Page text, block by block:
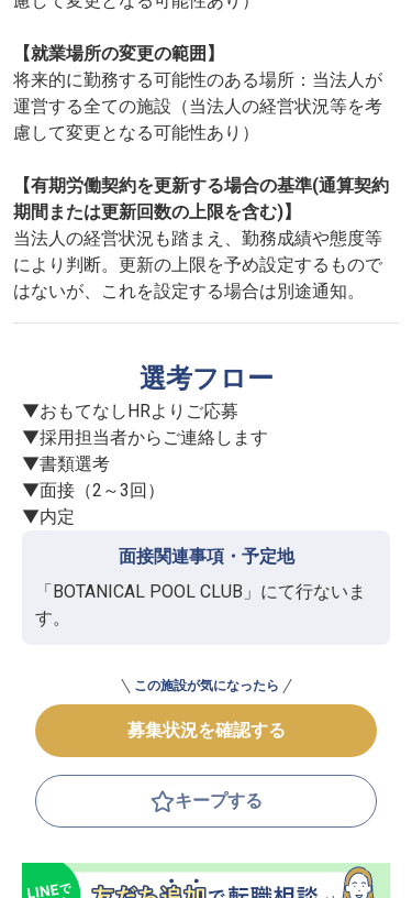
【就業場所の変更の範囲】
将来的に勤務する可能性のある場所：当法人が
運営する全ての施設（当法人の経営状況等を考
慮して変更となる可能性あり）
【有期労働契約を更新する場合の基準(通算契約
期間または更新回数の上限を含む)】
当法人の経営状況も踏まえ、勤務成績や態度等
により判断。更新の上限を予め設定するもので
はないが、これを設定する場合は別途通知。
選考フロー
▼おもてなしHRよりご応募
▼採用担当者からご連絡します
▼書類選考
▼面接（2～3回）
▼内定
面接関連事項・予定地
「BOTANICAL POOL CLUB」にて行ないま
す。
この施設が気になったら
募集状況を確認する
キープする